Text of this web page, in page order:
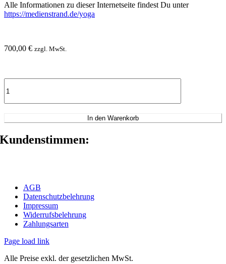
Alle Informationen zu dieser Internetseite findest Du unter
https://medienstrand.de/yoga
700,00 € zzgl. MwSt.
In den Warenkorb
Kundenstimmen:
AGB
Datenschutzbelehrung
Impressum
Widerrufsbelehrung
Zahlungsarten
Page load link
Alle Preise exkl. der gesetzlichen MwSt.